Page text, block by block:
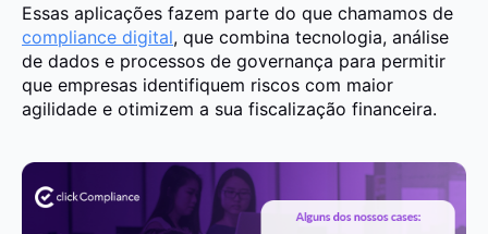
Essas aplicações fazem parte do que chamamos de
compliance digital, que combina tecnologia, análise
de dados e processos de governança para permitir
que empresas identifiquem riscos com maior
agilidade e otimizem a sua fiscalização financeira.